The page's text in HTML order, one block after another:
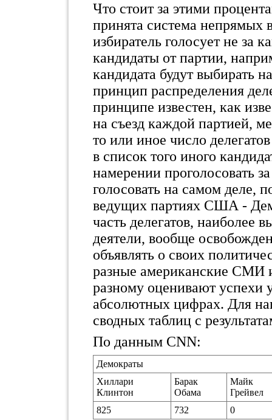
Что стоит за этими
принята система
избиратель голосует не за
кандидаты от партии,
кандидата будут выбирать
принцип распределения
принципе известен, как
на съезд каждой партией,
то или иное число
в список того иного
намерении проголосовать
голосовать на самом деле,
ведущих партиях США -
часть делегатов, наиболее
деятели, вообще
объявлять о своих
разные американские СМИ
разному оценивают успехи
абсолютных цифрах. Для
сводных таблиц с
По данным CNN:
Демократы
Хиллари
Клинтон
Барак
Обама
Майк
Грейвел
825
732 0